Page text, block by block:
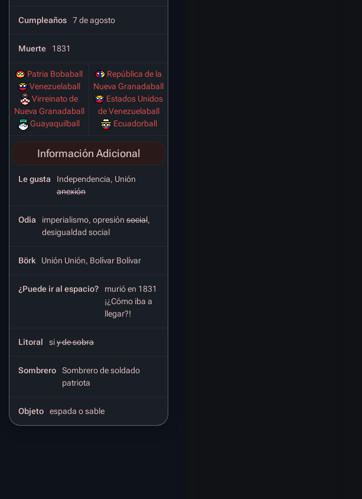
Cumpleaños 7 de agosto
Muerte 1831
Patria Bobaball
Venezuelaball
Virreinato de
Nueva Granadaball
Guayaquilball
República de la
Nueva Granadaball
Estados Unidos
de Venezuelaball
Ecuadorball
Información Adicional
Le gusta
Independencia, Unión
anexión
Odia imperialismo, opresión social,
desigualdad social
Börk Unión Unión, Bolívar Bolívar
¿Puede ir al espacio?
murió en 1831
¡¿Cómo iba a
llegar?!
Litoral siy de sobra
Sombrero
Sombrero de soldado
patriota
Objeto espada o sable